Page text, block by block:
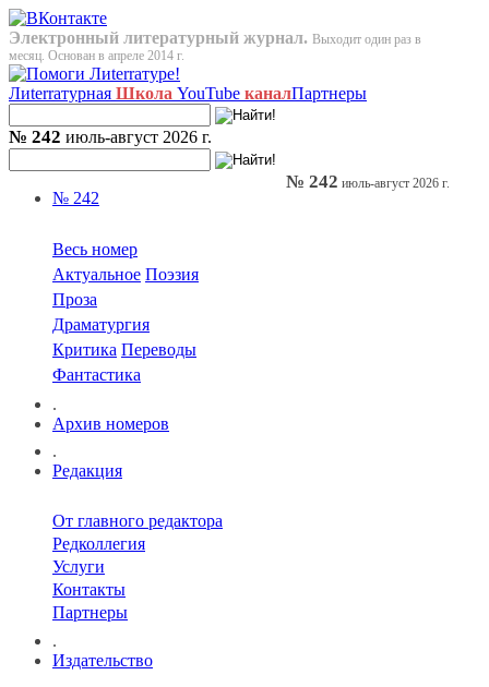
Электронный литературный журнал. Выходит один раз в
месяц. Основан в апреле 2014 г.
Лиterraтурная Школа YouTube каналПартнеры
№ 242 июль-август 2026 г.
№ 242
Весь номер
Актуальное Поэзия
Проза
Драматургия
Критика Переводы
Фантастика
.
Архив номеров
.
Редакция
От главного редактора
Редколлегия
Услуги
Контакты
Партнеры
.
Издательство
№ 242 июль-август 2026 г.